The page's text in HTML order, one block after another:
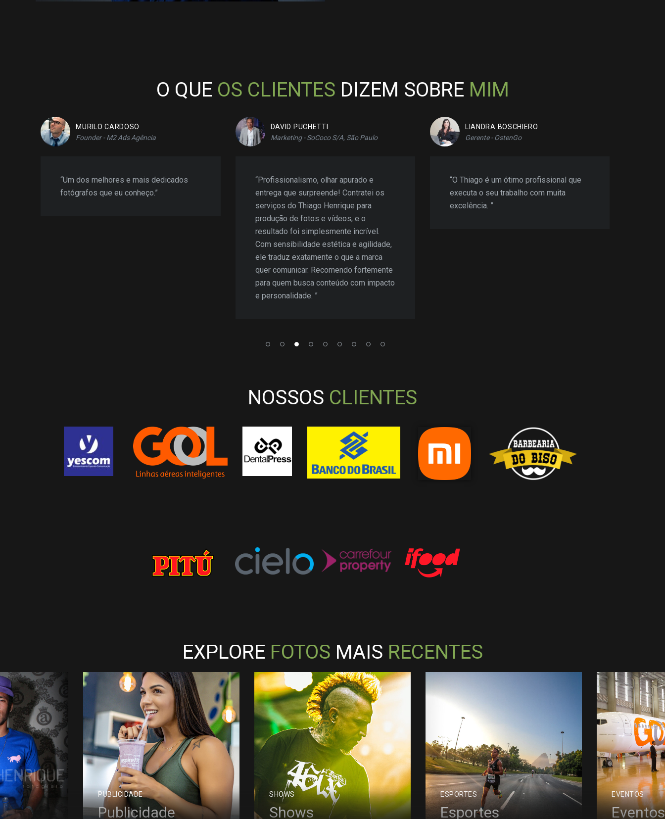
O QUE OS CLIENTES DIZEM SOBRE MIM
MURILO CARDOSO
Founder - M2 Ads Agência
“Um dos melhores e mais dedicados
fotógrafos que eu conheço.”
DAVID PUCHETTI
Marketing - SoCoco S/A, São Paulo
“Profissionalismo, olhar apurado e
entrega que surpreende! Contratei os
serviços do Thiago Henrique para
produção de fotos e vídeos, e o
resultado foi simplesmente incrível.
Com sensibilidade estética e agilidade,
ele traduz exatamente o que a marca
quer comunicar. Recomendo fortemente
para quem busca conteúdo com impacto
e personalidade. ”
LIANDRA BOSCHIERO
Gerente - OstenGo
“O Thiago é um ótimo profissional que
executa o seu trabalho com muita
excelência. ”
NOSSOS CLIENTES
EXPLORE FOTOS MAIS RECENTES
PUBLICIDADE
Publicidade
SHOWS
Shows
ESPORTES
Esportes
EVENTOS
Eventos